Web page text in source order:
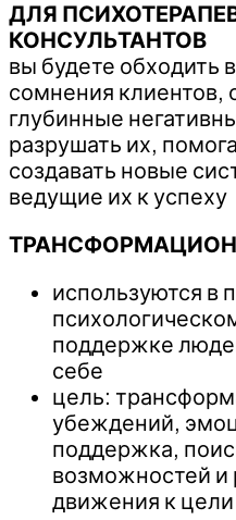
ДЛЯ
КОНСУЛЬТАНТОВ
вы будете обходить
сомнения клиентов,
глубинные
разрушать их,
создавать новые
ведущие их к успеху
используются в
поддержке
себе
цель:
убеждений,
поддержка,
возможностей и
движения к цели